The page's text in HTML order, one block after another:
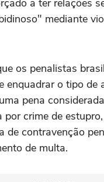
a ter relações
mediante
os penalistas
enquadrar o tipo de
pena
por crime de
de contravenção
de multa.